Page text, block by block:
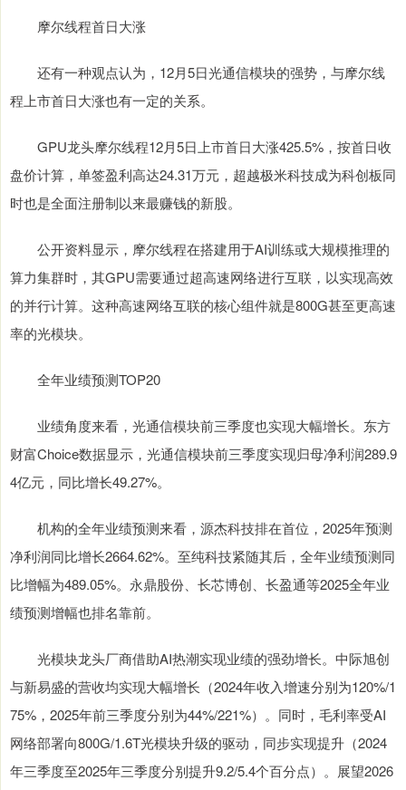
摩尔线程首日大涨
还有一种观点认为，12月5日光通信模块的强势，与摩尔线
程上市首日大涨也有一定的关系。
GPU龙头摩尔线程12月5日上市首日大涨425.5%，按首日收
盘价计算，单签盈利高达24.31万元，超越极米科技成为科创板同
时也是全面注册制以来最赚钱的新股。
公开资料显示，摩尔线程在搭建用于AI训练或大规模推理的
算力集群时，其GPU需要通过超高速网络进行互联，以实现高效
的并行计算。这种高速网络互联的核心组件就是800G甚至更高速
率的光模块。
全年业绩预测TOP20
业绩角度来看，光通信模块前三季度也实现大幅增长。东方
财富Choice数据显示，光通信模块前三季度实现归母净利润289.9
4亿元，同比增长49.27%。
机构的全年业绩预测来看，源杰科技排在首位，2025年预测
净利润同比增长2664.62%。至纯科技紧随其后，全年业绩预测同
比增幅为489.05%。永鼎股份、长芯博创、长盈通等2025全年业
绩预测增幅也排名靠前。
光模块龙头厂商借助AI热潮实现业绩的强劲增长。中际旭创
与新易盛的营收均实现大幅增长（2024年收入增速分别为120%/1
75%，2025年前三季度分别为44%/221%）。同时，毛利率受AI
网络部署向800G/1.6T光模块升级的驱动，同步实现提升（2024
年三季度至2025年三季度分别提升9.2/5.4个百分点）。展望2026